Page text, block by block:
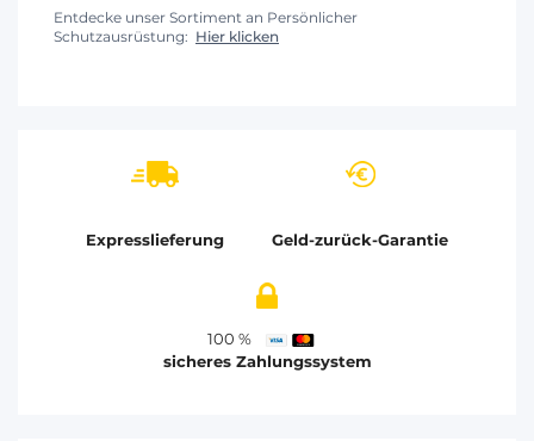
Entdecke unser Sortiment an Persönlicher
Schutzausrüstung: Hier klicken
Expresslieferung Geld-zurück-Garantie
100 %
sicheres Zahlungssystem